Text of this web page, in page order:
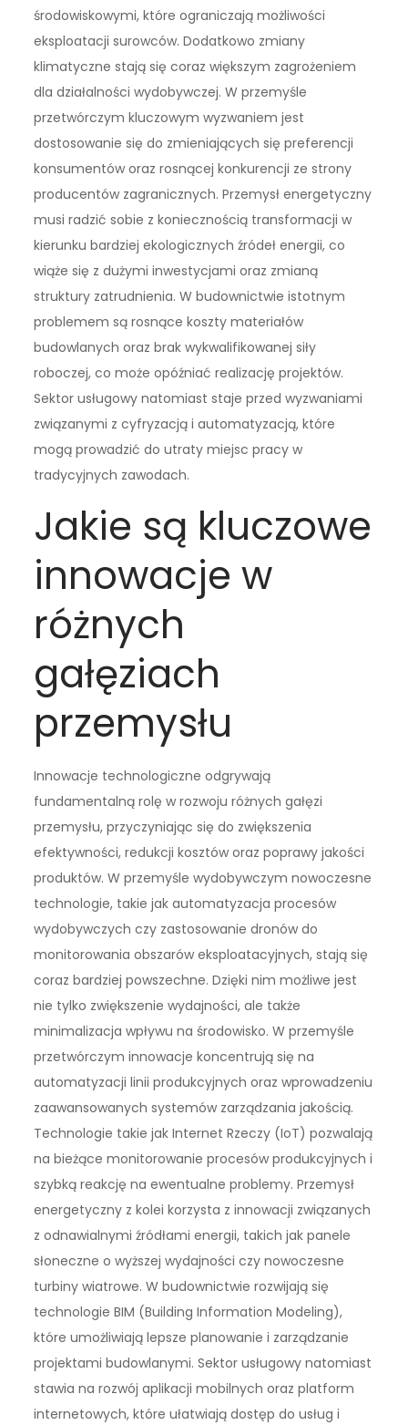
środowiskowymi, które ograniczają możliwości
eksploatacji surowców. Dodatkowo zmiany
klimatyczne stają się coraz większym zagrożeniem
dla działalności wydobywczej. W przemyśle
przetwórczym kluczowym wyzwaniem jest
dostosowanie się do zmieniających się preferencji
konsumentów oraz rosnącej konkurencji ze strony
producentów zagranicznych. Przemysł energetyczny
musi radzić sobie z koniecznością transformacji w
kierunku bardziej ekologicznych źródeł energii, co
wiąże się z dużymi inwestycjami oraz zmianą
struktury zatrudnienia. W budownictwie istotnym
problemem są rosnące koszty materiałów
budowlanych oraz brak wykwalifikowanej siły
roboczej, co może opóźniać realizację projektów.
Sektor usługowy natomiast staje przed wyzwaniami
związanymi z cyfryzacją i automatyzacją, które
mogą prowadzić do utraty miejsc pracy w
tradycyjnych zawodach.
Jakie są kluczowe
innowacje w
różnych
gałęziach
przemysłu
Innowacje technologiczne odgrywają
fundamentalną rolę w rozwoju różnych gałęzi
przemysłu, przyczyniając się do zwiększenia
efektywności, redukcji kosztów oraz poprawy jakości
produktów. W przemyśle wydobywczym nowoczesne
technologie, takie jak automatyzacja procesów
wydobywczych czy zastosowanie dronów do
monitorowania obszarów eksploatacyjnych, stają się
coraz bardziej powszechne. Dzięki nim możliwe jest
nie tylko zwiększenie wydajności, ale także
minimalizacja wpływu na środowisko. W przemyśle
przetwórczym innowacje koncentrują się na
automatyzacji linii produkcyjnych oraz wprowadzeniu
zaawansowanych systemów zarządzania jakością.
Technologie takie jak Internet Rzeczy (IoT) pozwalają
na bieżące monitorowanie procesów produkcyjnych i
szybką reakcję na ewentualne problemy. Przemysł
energetyczny z kolei korzysta z innowacji związanych
z odnawialnymi źródłami energii, takich jak panele
słoneczne o wyższej wydajności czy nowoczesne
turbiny wiatrowe. W budownictwie rozwijają się
technologie BIM (Building Information Modeling),
które umożliwiają lepsze planowanie i zarządzanie
projektami budowlanymi. Sektor usługowy natomiast
stawia na rozwój aplikacji mobilnych oraz platform
internetowych, które ułatwiają dostęp do usług i